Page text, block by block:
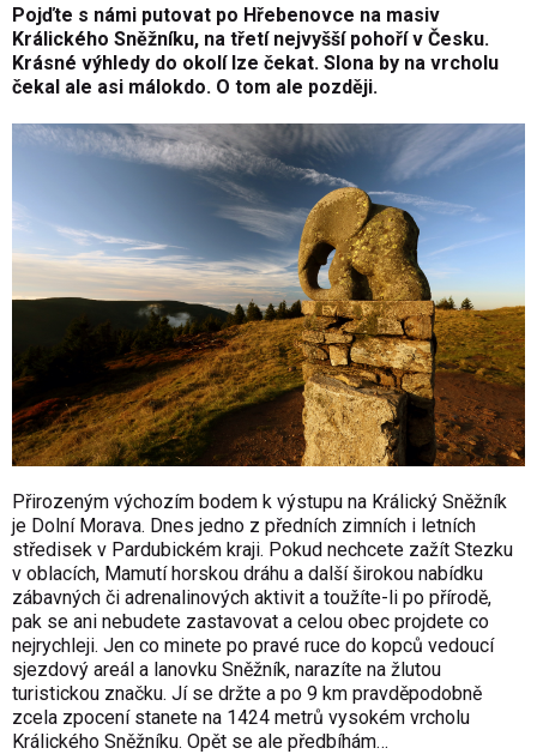
Pojďte s námi putovat po Hřebenovce na masiv
Králického Sněžníku, na třetí nejvyšší pohoří v Česku.
Krásné výhledy do okolí lze čekat. Slona by na vrcholu
čekal ale asi málokdo. O tom ale později.
Přirozeným výchozím bodem k výstupu na Králický Sněžník
je Dolní Morava. Dnes jedno z předních zimních i letních
středisek v Pardubickém kraji. Pokud nechcete zažít Stezku
v oblacích, Mamutí horskou dráhu a další širokou nabídku
zábavných či adrenalinových aktivit a toužíte-li po přírodě,
pak se ani nebudete zastavovat a celou obec projdete co
nejrychleji. Jen co minete po pravé ruce do kopců vedoucí
sjezdový areál a lanovku Sněžník, narazíte na žlutou
turistickou značku. Jí se držte a po 9 km pravděpodobně
zcela zpocení stanete na 1424 metrů vysokém vrcholu
Králického Sněžníku. Opět se ale předbíhám…